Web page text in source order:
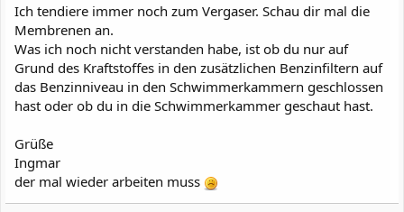
Ich tendiere immer noch zum Vergaser. Schau dir mal die
Membrenen an.
Was ich noch nicht verstanden habe, ist ob du nur auf
Grund des Kraftstoffes in den zusätzlichen Benzinfiltern auf
das Benzinniveau in den Schwimmerkammern geschlossen
hast oder ob du in die Schwimmerkammer geschaut hast.
Grüße
Ingmar
der mal wieder arbeiten muss